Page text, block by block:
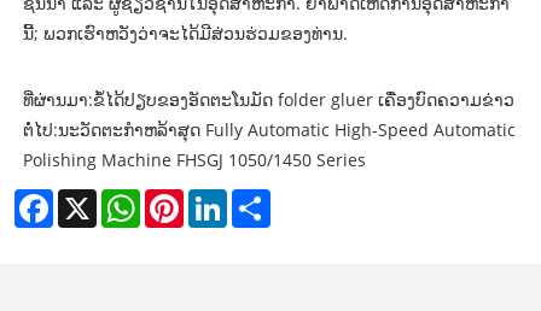
ນີ້; ພວກເຮົາຫວັງວ່າຈະໄດ້ມີສ່ວນຮ່ວມຂອງທ່ານ.
ທີ່ຜ່ານມາ:ຂໍ້ໄດ້ປຽບຂອງອັດຕະໂນມັດ folder gluer ເຄື່ອງບົດຄວາມຂ່າວ
ຕໍ່ໄປ:ນະວັດຕະກໍາຫລ້າສຸດ Fully Automatic High-Speed ​​Automatic
Polishing Machine FHSGJ 1050/1450 Series
Facebook
X WhatsAppPinterestLinkedIn